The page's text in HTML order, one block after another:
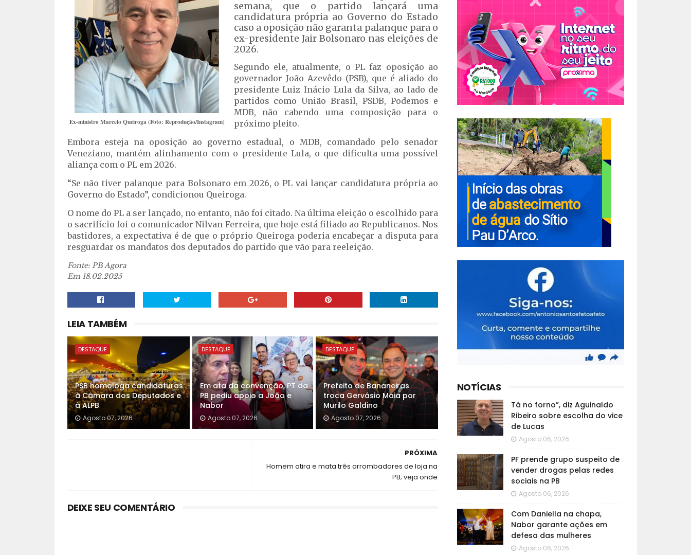
Ex-ministro Marcelo Queiroga (Foto: Reprodução/Instagram)
semana, que o partido lançará uma
candidatura própria ao Governo do Estado
caso a oposição não garanta palanque para o
ex-presidente Jair Bolsonaro nas eleições de
2026.
Segundo ele, atualmente, o PL faz oposição ao
governador João Azevêdo (PSB), que é aliado do
presidente Luiz Inácio Lula da Silva, ao lado de
partidos como União Brasil, PSDB, Podemos e
MDB, não cabendo uma composição para o
próximo pleito.
Embora esteja na oposição ao governo estadual, o MDB, comandado pelo senador
Veneziano, mantém alinhamento com o presidente Lula, o que dificulta uma possível
aliança com o PL em 2026.
“Se não tiver palanque para Bolsonaro em 2026, o PL vai lançar candidatura própria ao
Governo do Estado”, condicionou Queiroga.
O nome do PL a ser lançado, no entanto, não foi citado. Na última eleição o escolhido para
o sacrifício foi o comunicador Nilvan Ferreira, que hoje está filiado ao Republicanos. Nos
bastidores, a expectativa é de que o próprio Queiroga poderia encabeçar a disputa para
resguardar os mandatos dos deputados do partido que vão para reeleição.
Fonte: PB Agora
Em 18.02.2025
LEIA TAMBÉM
DESTAQUE
PSB homologa candidaturas
à Câmara dos Deputados e
à ALPB
Agosto 07, 2026
DESTAQUE
Em ata da convenção, PT da
PB pediu apoio a João e
Nabor
Agosto 07, 2026
DESTAQUE
Prefeito de Bananeiras
troca Gervásio Maia por
Murilo Galdino
Agosto 07, 2026
PRÓXIMA
Homem atira e mata três arrombadores de loja na
PB; veja onde
DEIXE SEU COMENTÁRIO
NOTÍCIAS
Tá no forno”, diz Aguinaldo
Ribeiro sobre escolha do vice
de Lucas
Agosto 06, 2026
PF prende grupo suspeito de
vender drogas pelas redes
sociais na PB
Agosto 06, 2026
Com Daniella na chapa,
Nabor garante ações em
defesa das mulheres
Agosto 06, 2026